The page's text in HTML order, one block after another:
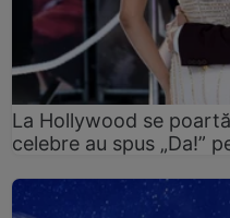
La Hollywood se
celebre au spus „Da!”